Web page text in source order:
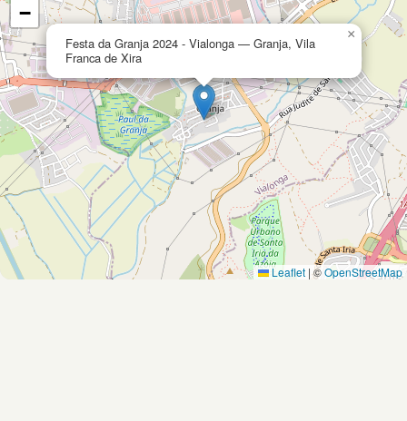
Festa da Granja 2024 - Vialonga — Granja, Vila
Franca de Xira
×
−
Leaflet |©OpenStreetMap